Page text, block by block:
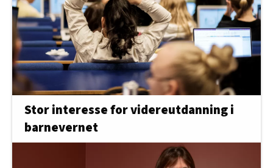
Stor interesse for videreutdanning i
barnevernet